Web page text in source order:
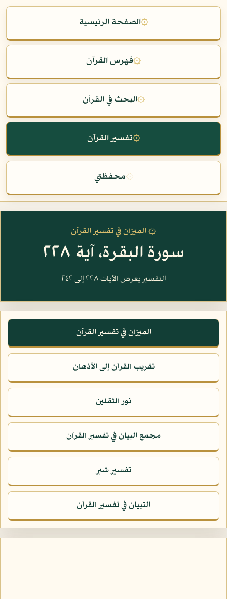
۞الصفحة الرئيسية
۞فهرس القرآن
۞البحث في القرآن
۞تفسير القرآن
۞محفظتي
۞ الميزان في تفسير القرآن
سورة البقرة، آية ٢٢٨
التفسير يعرض الآيات ٢٢٨ إلى ٢٤٢
الميزان في تفسير القرآن
تقريب القرآن إلى الأذهان
نور الثقلين
مجمع البيان في تفسير القرآن
تفسير شبر
التبيان في تفسير القرآن